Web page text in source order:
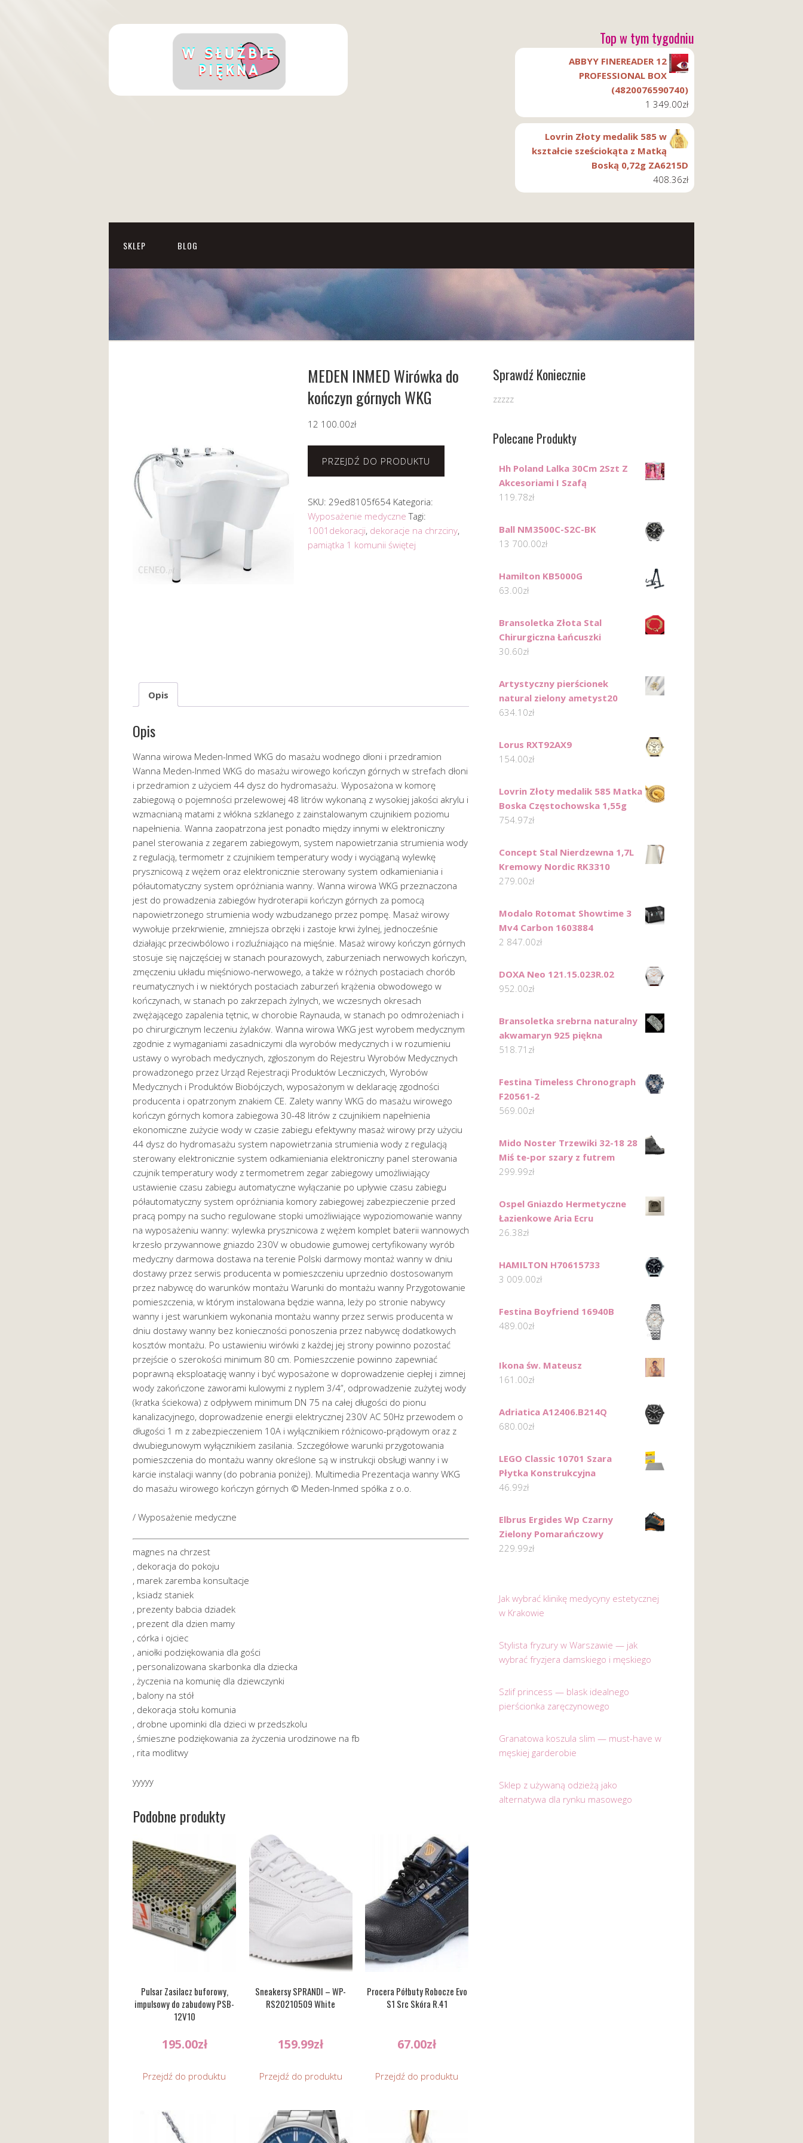
Top w tym tygodniu
ABBYY FINEREADER 12
PROFESSIONAL BOX
(4820076590740)
1 349.00zł
Lovrin Złoty medalik 585 w
kształcie sześciokąta z Matką
Boską 0,72g ZA6215D
408.36zł
SKLEP BLOG
MEDEN INMED Wirówka do
kończyn górnych WKG
12 100.00zł
PRZEJDŹ DO PRODUKTU
SKU: 29ed8105f654 Kategoria:
Wyposażenie medyczne Tagi:
1001dekoracji, dekoracje na chrzciny,
pamiątka 1 komunii świętej
Opis
Opis
Wanna wirowa Meden-Inmed WKG do masażu wodnego dłoni i przedramion
Wanna Meden-Inmed WKG do masażu wirowego kończyn górnych w strefach dłoni
i przedramion z użyciem 44 dysz do hydromasażu. Wyposażona w komorę
zabiegową o pojemności przelewowej 48 litrów wykonaną z wysokiej jakości akrylu i
wzmacnianą matami z włókna szklanego z zainstalowanym czujnikiem poziomu
napełnienia. Wanna zaopatrzona jest ponadto między innymi w elektroniczny
panel sterowania z zegarem zabiegowym, system napowietrzania strumienia wody
z regulacją, termometr z czujnikiem temperatury wody i wyciąganą wylewkę
prysznicową z wężem oraz elektronicznie sterowany system odkamieniania i
półautomatyczny system opróżniania wanny. Wanna wirowa WKG przeznaczona
jest do prowadzenia zabiegów hydroterapii kończyn górnych za pomocą
napowietrzonego strumienia wody wzbudzanego przez pompę. Masaż wirowy
wywołuje przekrwienie, zmniejsza obrzęki i zastoje krwi żylnej, jednocześnie
działając przeciwbólowo i rozluźniająco na mięśnie. Masaż wirowy kończyn górnych
stosuje się najczęściej w stanach pourazowych, zaburzeniach nerwowych kończyn,
zmęczeniu układu mięśniowo-nerwowego, a także w różnych postaciach chorób
reumatycznych i w niektórych postaciach zaburzeń krążenia obwodowego w
kończynach, w stanach po zakrzepach żylnych, we wczesnych okresach
zwężającego zapalenia tętnic, w chorobie Raynauda, w stanach po odmrożeniach i
po chirurgicznym leczeniu żylaków. Wanna wirowa WKG jest wyrobem medycznym
zgodnie z wymaganiami zasadniczymi dla wyrobów medycznych i w rozumieniu
ustawy o wyrobach medycznych, zgłoszonym do Rejestru Wyrobów Medycznych
prowadzonego przez Urząd Rejestracji Produktów Leczniczych, Wyrobów
Medycznych i Produktów Biobójczych, wyposażonym w deklarację zgodności
producenta i opatrzonym znakiem CE. Zalety wanny WKG do masażu wirowego
kończyn górnych komora zabiegowa 30-48 litrów z czujnikiem napełnienia
ekonomiczne zużycie wody w czasie zabiegu efektywny masaż wirowy przy użyciu
44 dysz do hydromasażu system napowietrzania strumienia wody z regulacją
sterowany elektronicznie system odkamieniania elektroniczny panel sterowania
czujnik temperatury wody z termometrem zegar zabiegowy umożliwiający
ustawienie czasu zabiegu automatyczne wyłączanie po upływie czasu zabiegu
półautomatyczny system opróżniania komory zabiegowej zabezpieczenie przed
pracą pompy na sucho regulowane stopki umożliwiające wypoziomowanie wanny
na wyposażeniu wanny: wylewka prysznicowa z wężem komplet baterii wannowych
krzesło przywannowe gniazdo 230V w obudowie gumowej certyfikowany wyrób
medyczny darmowa dostawa na terenie Polski darmowy montaż wanny w dniu
dostawy przez serwis producenta w pomieszczeniu uprzednio dostosowanym
przez nabywcę do warunków montażu Warunki do montażu wanny Przygotowanie
pomieszczenia, w którym instalowana będzie wanna, leży po stronie nabywcy
wanny i jest warunkiem wykonania montażu wanny przez serwis producenta w
dniu dostawy wanny bez konieczności ponoszenia przez nabywcę dodatkowych
kosztów montażu. Po ustawieniu wirówki z każdej jej strony powinno pozostać
przejście o szerokości minimum 80 cm. Pomieszczenie powinno zapewniać
poprawną eksploatację wanny i być wyposażone w doprowadzenie ciepłej i zimnej
wody zakończone zaworami kulowymi z nyplem 3/4”, odprowadzenie zużytej wody
(kratka ściekowa) z odpływem minimum DN 75 na całej długości do pionu
kanalizacyjnego, doprowadzenie energii elektrycznej 230V AC 50Hz przewodem o
długości 1 m z zabezpieczeniem 10A i wyłącznikiem różnicowo-prądowym oraz z
dwubiegunowym wyłącznikiem zasilania. Szczegółowe warunki przygotowania
pomieszczenia do montażu wanny określone są w instrukcji obsługi wanny i w
karcie instalacji wanny (do pobrania poniżej). Multimedia Prezentacja wanny WKG
do masażu wirowego kończyn górnych © Meden-Inmed spółka z o.o.
/ Wyposażenie medyczne
magnes na chrzest
, dekoracja do pokoju
, marek zaremba konsultacje
, ksiadz staniek
, prezenty babcia dziadek
, prezent dla dzien mamy
, córka i ojciec
, aniołki podziękowania dla gości
, personalizowana skarbonka dla dziecka
, życzenia na komunię dla dziewczynki
, balony na stół
, dekoracja stołu komunia
, drobne upominki dla dzieci w przedszkolu
, śmieszne podziękowania za życzenia urodzinowe na fb
, rita modlitwy
yyyyy
Podobne produkty
Pulsar Zasilacz buforowy,
impulsowy do zabudowy PSB-
12V10
195.00zł
Przejdź do produktu
Sneakersy SPRANDI – WP-
RS20210509 White
159.99zł
Przejdź do produktu
Procera Półbuty Robocze Evo
S1 Src Skóra R.41
67.00zł
Przejdź do produktu
Sprawdź Koniecznie
zzzzz
Polecane Produkty
Hh Poland Lalka 30Cm 2Szt Z
Akcesoriami I Szafą
119.78zł
Ball NM3500C-S2C-BK
13 700.00zł
Hamilton KB5000G
63.00zł
Bransoletka Złota Stal
Chirurgiczna Łańcuszki
30.60zł
Artystyczny pierścionek
natural zielony ametyst20
634.10zł
Lorus RXT92AX9
154.00zł
Lovrin Złoty medalik 585 Matka
Boska Częstochowska 1,55g
754.97zł
Concept Stal Nierdzewna 1,7L
Kremowy Nordic RK3310
279.00zł
Modalo Rotomat Showtime 3
Mv4 Carbon 1603884
2 847.00zł
DOXA Neo 121.15.023R.02
952.00zł
Bransoletka srebrna naturalny
akwamaryn 925 piękna
518.71 zł
Festina Timeless Chronograph
F20561-2
569.00zł
Mido Noster Trzewiki 32-18 28
Miś te-por szary z futrem
299.99zł
Ospel Gniazdo Hermetyczne
Łazienkowe Aria Ecru
26.38zł
HAMILTON H70615733
3 009.00zł
Festina Boyfriend 16940B
489.00zł
Ikona św. Mateusz
161.00zł
Adriatica A12406.B214Q
680.00zł
LEGO Classic 10701 Szara
Płytka Konstrukcyjna
46.99zł
Elbrus Ergides Wp Czarny
Zielony Pomarańczowy
229.99zł
Jak wybrać klinikę medycyny estetycznej
w Krakowie
Stylista fryzury w Warszawie — jak
wybrać fryzjera damskiego i męskiego
Szlif princess — blask idealnego
pierścionka zaręczynowego
Granatowa koszula slim — must-have w
męskiej garderobie
Sklep z używaną odzieżą jako
alternatywa dla rynku masowego